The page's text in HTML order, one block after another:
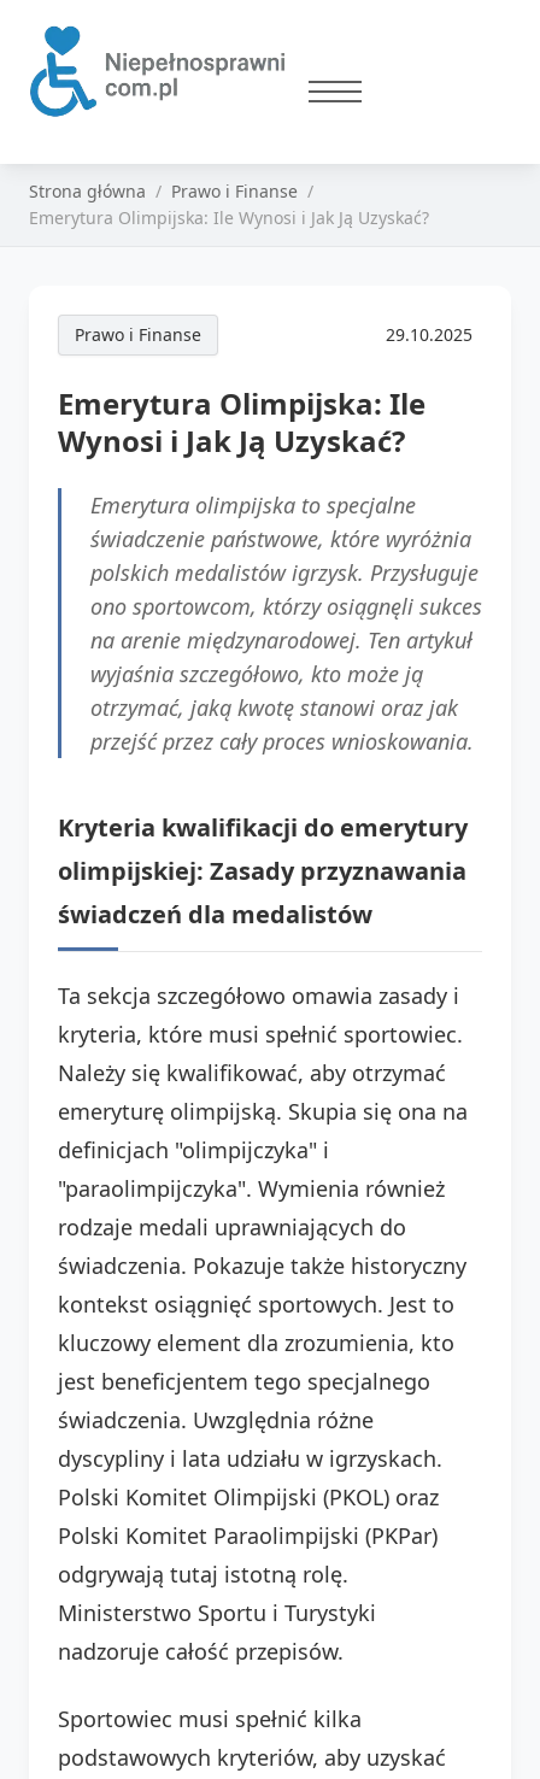
Strona główna
Prawo i Finanse
Emerytura Olimpijska: Ile Wynosi i Jak Ją Uzyskać?
Prawo i Finanse 29.10.2025
Emerytura Olimpijska: Ile
Wynosi i Jak Ją Uzyskać?
Emerytura olimpijska to specjalne
świadczenie państwowe, które wyróżnia
polskich medalistów igrzysk. Przysługuje
ono sportowcom, którzy osiągnęli sukces
na arenie międzynarodowej. Ten artykuł
wyjaśnia szczegółowo, kto może ją
otrzymać, jaką kwotę stanowi oraz jak
przejść przez cały proces wnioskowania.
Kryteria kwalifikacji do emerytury
olimpijskiej: Zasady przyznawania
świadczeń dla medalistów
Ta sekcja szczegółowo omawia zasady i
kryteria, które musi spełnić sportowiec.
Należy się kwalifikować, aby otrzymać
emeryturę olimpijską. Skupia się ona na
definicjach "olimpijczyka" i
"paraolimpijczyka". Wymienia również
rodzaje medali uprawniających do
świadczenia. Pokazuje także historyczny
kontekst osiągnięć sportowych. Jest to
kluczowy element dla zrozumienia, kto
jest beneficjentem tego specjalnego
świadczenia. Uwzględnia różne
dyscypliny i lata udziału w igrzyskach.
Polski Komitet Olimpijski (PKOL) oraz
Polski Komitet Paraolimpijski (PKPar)
odgrywają tutaj istotną rolę.
Ministerstwo Sportu i Turystyki
nadzoruje całość przepisów.
Sportowiec musi spełnić kilka
podstawowych kryteriów, aby uzyskać